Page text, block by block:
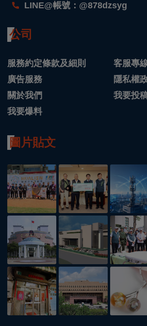
LINE@帳號：@878dzsyg
公司
服務約定條款及細則
客服專
廣告服務
隱私權
關於我們
我要投
我要爆料
圖片貼文